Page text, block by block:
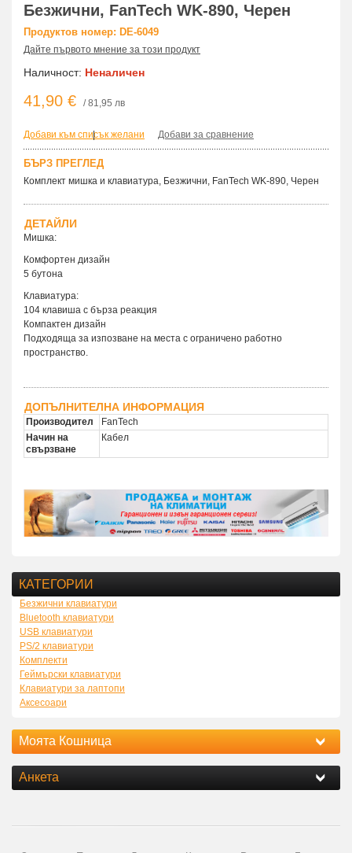
Безжични, FanTech WK-890, Черен
Продуктов номер: DE-6049
Дайте първото мнение за този продукт
Наличност: Неналичен
41,90 € / 81,95 лв
Добави към списък желани
| Добави за сравнение
БЪРЗ ПРЕГЛЕД
Комплект мишка и клавиатура, Безжични, FanTech WK-890, Черен
ДЕТАЙЛИ
Мишка:
Комфортен дизайн
5 бутона
Клавиатура:
104 клавиша с бърза реакция
Компактен дизайн
Подходяща за изпозване на места с ограничено работно
пространство.
ДОПЪЛНИТЕЛНА ИНФОРМАЦИЯ
Производител
FanTech
Начин на
свързване
Кабел
КАТЕГОРИИ
Безжични клавиатури
Bluetooth клавиатури
USB клавиатури
PS/2 клавиатури
Комплекти
Геймърски клавиатури
Клавиатури за лаптопи
Аксесоари
Моята Кошница
Анкета